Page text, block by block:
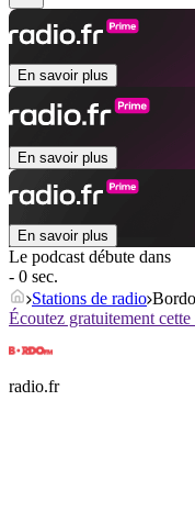
En savoir plus
En savoir plus
En savoir plus
Le podcast débute dans
- 0 sec.
Stations de radio
Écoutez gratuitement
radio.fr